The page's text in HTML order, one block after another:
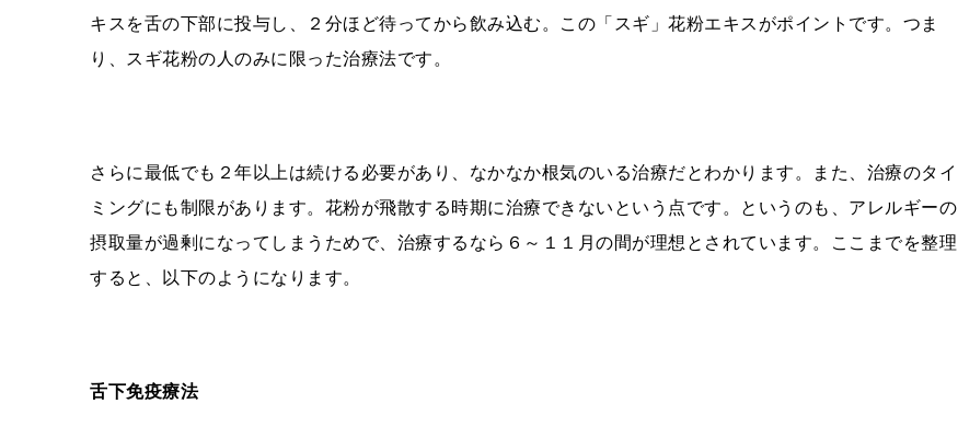
キスを舌の下部に投与し、２分ほど待ってから飲み込む。この「スギ」花粉エキスがポイントです。つま
り、スギ花粉の人のみに限った治療法です。
さらに最低でも２年以上は続ける必要があり、なかなか根気のいる治療だとわかります。また、治療のタイ
ミングにも制限があります。花粉が飛散する時期に治療できないという点です。というのも、アレルギーの
摂取量が過剰になってしまうためで、治療するなら６～１１月の間が理想とされています。ここまでを整理
すると、以下のようになります。
舌下免疫療法